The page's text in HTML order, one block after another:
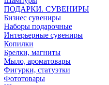
ПОДАРКИ. СУВЕНИРЫ
Бизнес сувениры
Наборы подарочные
Интерьерные сувениры
Копилки
Брелки, магниты
Мыло, ароматовары
Фигурки, статуэтки
Фототовары